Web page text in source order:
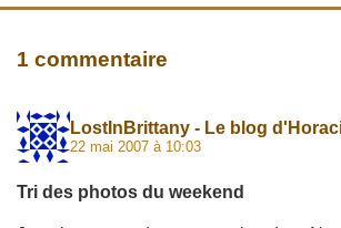
1 commentaire
LostInBrittany - Le blog
22 mai 2007 à 10:03
Tri des photos du weekend